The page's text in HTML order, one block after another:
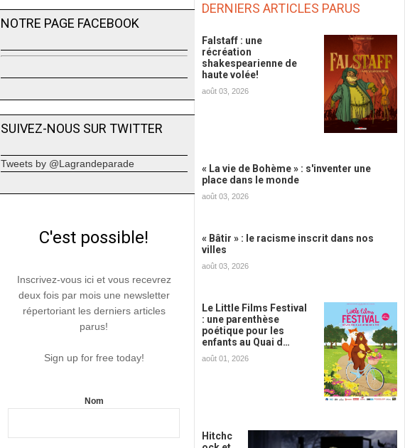
NOTRE PAGE FACEBOOK
SUIVEZ-NOUS SUR TWITTER
Tweets by @Lagrandeparade
C'est possible!
Inscrivez-vous ici et vous recevrez
deux fois par mois une newsletter
répertoriant les derniers articles
parus!
Sign up for free today!
Nom
DERNIERS ARTICLES PARUS
Falstaff : une
récréation
shakespearienne de
haute volée!
août 03, 2026
« La vie de Bohème » : s'inventer une
place dans le monde
août 03, 2026
« Bâtir » : le racisme inscrit dans nos
villes
août 03, 2026
Le Little Films Festival
: une parenthèse
poétique pour les
enfants au Quai d…
août 01, 2026
Hitchc